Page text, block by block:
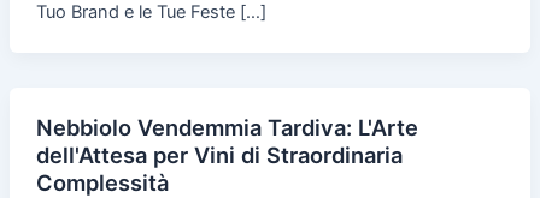
Tuo Brand e le Tue Feste […]
Nebbiolo Vendemmia Tardiva: L'Arte
dell'Attesa per Vini di Straordinaria
Complessità